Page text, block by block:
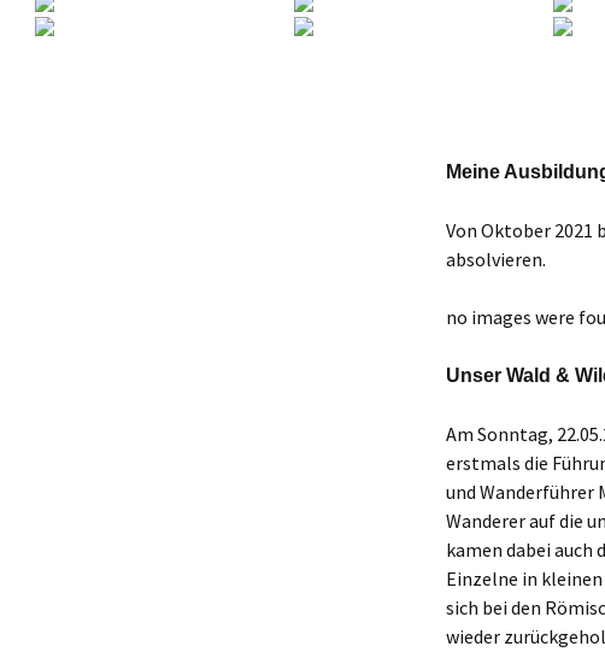
Meine
Von Oktober 2021
absolvieren.
no images were
Unser Wald &
Am Sonntag,
erstmals die
und Wanderführer
Wanderer auf die
kamen dabei auch
Einzelne in
sich bei den
wieder